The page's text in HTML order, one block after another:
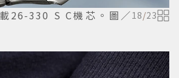
26‑330 S C機芯。圖／ 18/23